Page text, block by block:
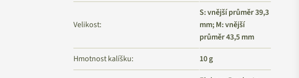
Velikost:
S: vnější průměr 39,3
mm; M: vnější
průměr 43,5 mm
Hmotnost kalíšku:
10 g